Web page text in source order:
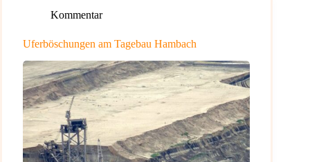
Kommentar
Uferböschungen am Tagebau Hambach